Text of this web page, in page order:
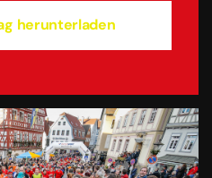
herunterladen